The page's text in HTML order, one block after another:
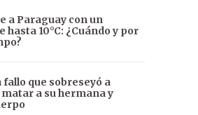
a Paraguay con un
hasta 10°C: ¿Cuándo y por
fallo que sobreseyó a
matar a su hermana y